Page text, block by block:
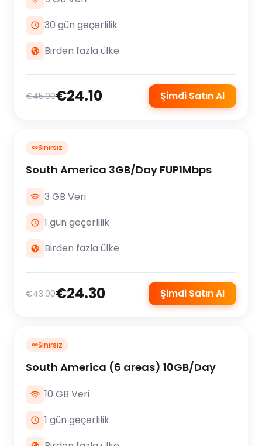
30 gün geçerlilik
Birden fazla ülke
€45.00€24.10 Şimdi Satın Al
∞Sınırsız
South America 3GB/Day FUP1Mbps
3 GB Veri
1 gün geçerlilik
Birden fazla ülke
€43.00€24.30 Şimdi Satın Al
∞Sınırsız
South America (6 areas) 10GB/Day
10 GB Veri
1 gün geçerlilik